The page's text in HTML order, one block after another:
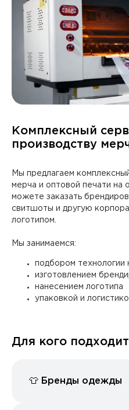
Комплексный
производству
Мы предлагаем
мерча и оптовой печати на
можете заказать
свитшоты и другую
логотипом.
Мы занимаемся:
подбором технологии
изготовлением
нанесением логотипа
упаковкой и
Для кого подходит
👕 Бренды одежды